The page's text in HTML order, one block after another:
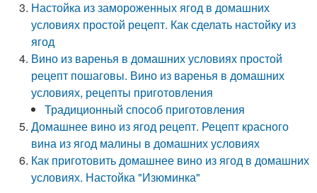
Настойка из замороженных ягод в домашних
условиях простой рецепт. Как сделать настойку из
ягод
Вино из варенья в домашних условиях простой
рецепт пошаговы. Вино из варенья в домашних
условиях, рецепты приготовления
Традиционный способ приготовления
Домашнее вино из ягод рецепт. Рецепт красного
вина из ягод малины в домашних условиях
Как приготовить домашнее вино из ягод в домашних
условиях. Настойка "Изюминка"